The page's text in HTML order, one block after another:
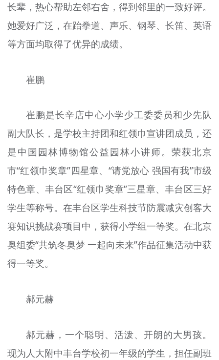
长辈，热心帮助左邻右舍，得到邻里的一致好评。
她爱好广泛，在跆拳道、声乐、钢琴、长笛、英语
等方面均取得了优异的成绩。
崔鹏
崔鹏是长辛店中心小学少工委委员和少先队
副大队长，是学校主持团和红领巾宣讲团成员，还
是中国园林博物馆公益园林小讲师。荣获北京
市“红领巾奖章”四星章、“请党放心 强国有我”市级
特色章、丰台区“红领巾奖章”三星章、丰台区三好
学生等称号。在丰台区学生科技节防震减灾创客大
赛知识挑战赛项目中，获得小学组一等奖。在北京
奥组委“共筑冬奥梦 一起向未来”作品征集活动中获
得一等奖。
郝元赫
郝元赫，一个聪明、活泼、开朗的大男孩。
现为人大附中丰台学校初一年级的学生，担任副班